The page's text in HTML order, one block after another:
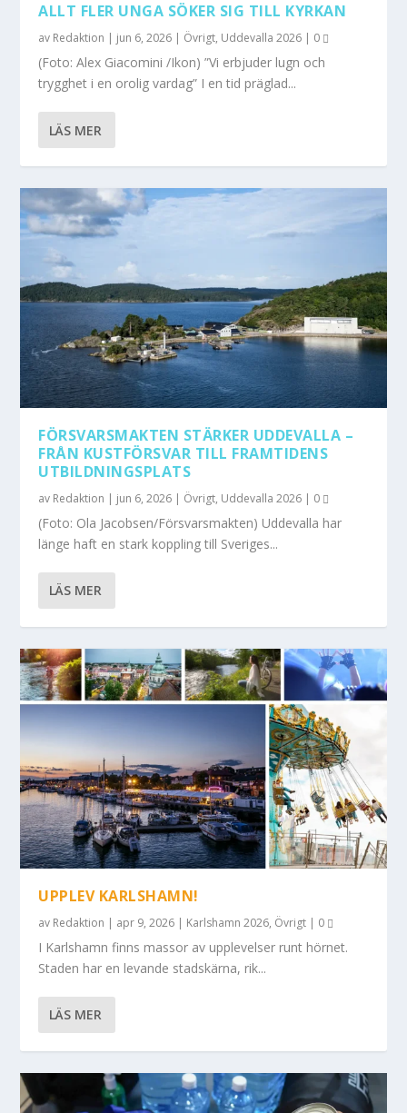
ALLT FLER UNGA SÖKER SIG TILL KYRKAN
av Redaktion | jun 6, 2026 | Övrigt, Uddevalla 2026 | 0
(Foto: Alex Giacomini /Ikon) ”Vi erbjuder lugn och
trygghet i en orolig vardag” I en tid präglad...
LÄS MER
FÖRSVARSMAKTEN STÄRKER UDDEVALLA –
FRÅN KUSTFÖRSVAR TILL FRAMTIDENS
UTBILDNINGSPLATS
av Redaktion | jun 6, 2026 | Övrigt, Uddevalla 2026 | 0
(Foto: Ola Jacobsen/Försvarsmakten) Uddevalla har
länge haft en stark koppling till Sveriges...
LÄS MER
UPPLEV KARLSHAMN!
av Redaktion | apr 9, 2026 | Karlshamn 2026, Övrigt | 0
I Karlshamn finns massor av upplevelser runt hörnet.
Staden har en levande stadskärna, rik...
LÄS MER